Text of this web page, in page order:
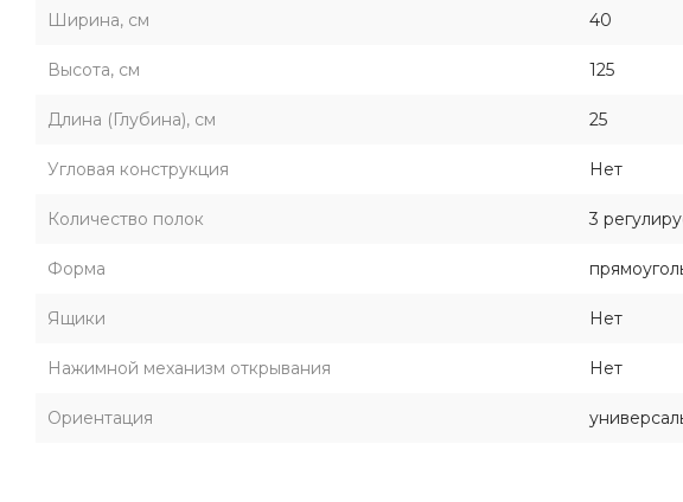
Ширина, см 40
Высота, см 125
Длина (Глубина), см 25
Угловая конструкция Нет
Количество полок 3
Форма
Ящики Нет
Нажимной механизм открывания Нет
Ориентация